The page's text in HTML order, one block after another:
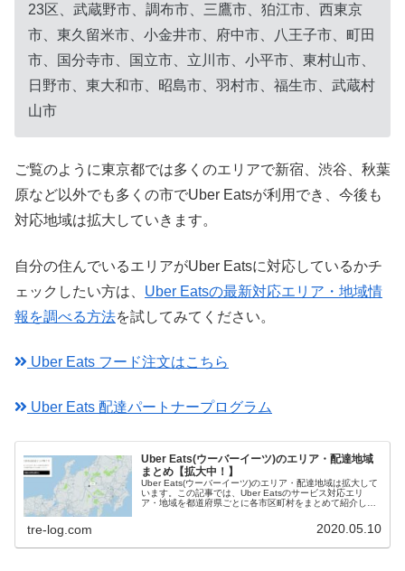
23区、武蔵野市、調布市、三鷹市、狛江市、西東京
市、東久留米市、小金井市、府中市、八王子市、町田
市、国分寺市、国立市、立川市、小平市、東村山市、
日野市、東大和市、昭島市、羽村市、福生市、武蔵村
山市
ご覧のように東京都では多くのエリアで新宿、渋谷、秋葉
原など以外でも多くの市でUber Eatsが利用でき、今後も
対応地域は拡大していきます。
自分の住んでいるエリアがUber Eatsに対応しているかチ
ェックしたい方は、 Uber Eatsの最新対応エリア・地域情
報を調べる方法を試してみてください。
Uber Eats フード注文はこちら
Uber Eats 配達パートナープログラム
Uber Eats(ウーバーイーツ)のエリア・配達地域
まとめ【拡大中！】
Uber Eats(ウーバーイーツ)のエリア・配達地域は拡大して
います。この記事では、Uber Eatsのサービス対応エリ
ア・地域を都道府県ごとに各市区町村をまとめて紹介して
tre-log.com 2020.05.10